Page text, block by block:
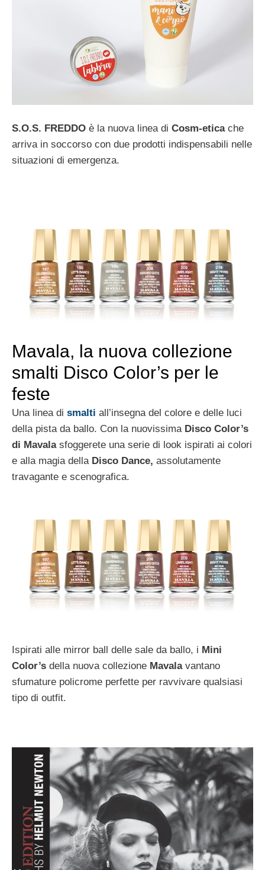
S.O.S. FREDDO è la nuova linea di Cosm-eticache
arriva in soccorso con due prodotti indispensabili nelle
situazioni di emergenza.
Mavala, la nuova collezione
smalti Disco Color’s per le
feste
Una linea di smalti all’insegna del colore e delle luci
della pista da ballo. Con la nuovissima Disco Color’s
di Mavala sfoggerete una serie di look ispirati ai colori
e alla magia della Disco Dance, assolutamente
travagante e scenografica.
Ispirati alle mirror ball delle sale da ballo, i Mini
Color’s della nuova collezione Mavala vantano
sfumature policrome perfette per ravvivare qualsiasi
tipo di outfit.